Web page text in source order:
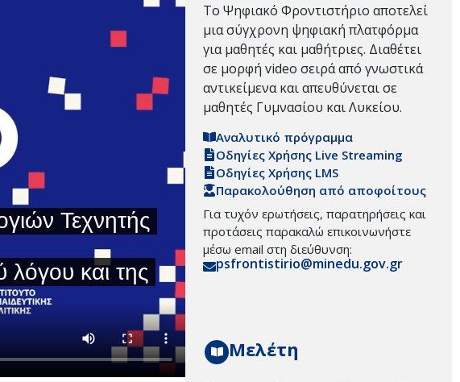
Το Ψηφιακό Φροντιστήριο αποτελεί
μια σύγχρονη ψηφιακή πλατφόρμα
για μαθητές και μαθήτριες. Διαθέτει
σε μορφή video σειρά από γνωστικά
αντικείμενα και απευθύνεται σε
μαθητές Γυμνασίου και Λυκείου.
Αναλυτικό πρόγραμμα
Οδηγίες Χρήσης Live Streaming
Οδηγίες Χρήσης LMS
Παρακολούθηση από αποφοίτους
Για τυχόν ερωτήσεις, παρατηρήσεις και
προτάσεις παρακαλώ επικοινωνήστε
μέσω email στη διεύθυνση:
psfrontistirio@minedu.gov.gr
Μελέτη